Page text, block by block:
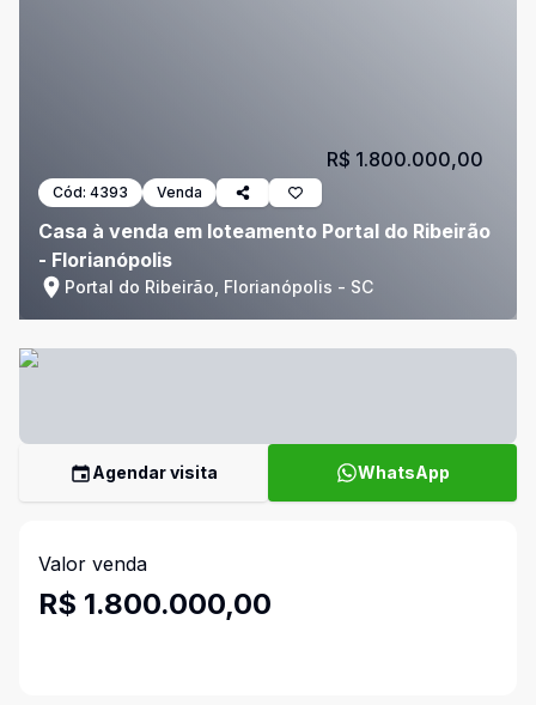
Cód: 4393 Venda
Casa à venda em loteamento Portal do Ribeirão
- Florianópolis
Portal do Ribeirão, Florianópolis - SC
R$ 1.800.000,00
Agendar visita WhatsApp
Valor venda
R$ 1.800.000,00